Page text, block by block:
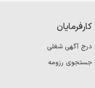
کارفرمایان
درج آگهی شغلی
جستجوی رزومه